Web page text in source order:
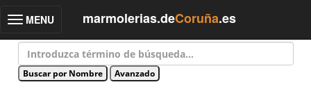
Toggle
MENU marmolerias.deCoruña.es